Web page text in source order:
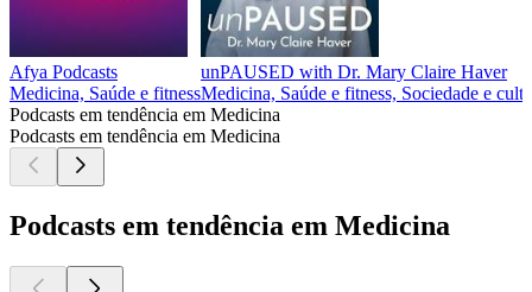
Afya Podcasts
Medicina, Saúde e fitness
unPAUSED with Dr. Mary Claire Haver
Medicina, Saúde e fitness, Sociedade e
Podcasts em tendência em Medicina
Podcasts em tendência em Medicina
Podcasts em tendência em Medicina